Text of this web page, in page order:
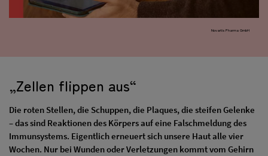
Novartis Pharma GmbH
„Zellen flippen aus“
Die roten Stellen, die Schuppen, die Plaques, die steifen Gelenke
– das sind Reaktionen des Körpers auf eine Falschmeldung des
Immunsystems. Eigentlich erneuert sich unsere Haut alle vier
Wochen. Nur bei Wunden oder Verletzungen kommt vom Gehirn